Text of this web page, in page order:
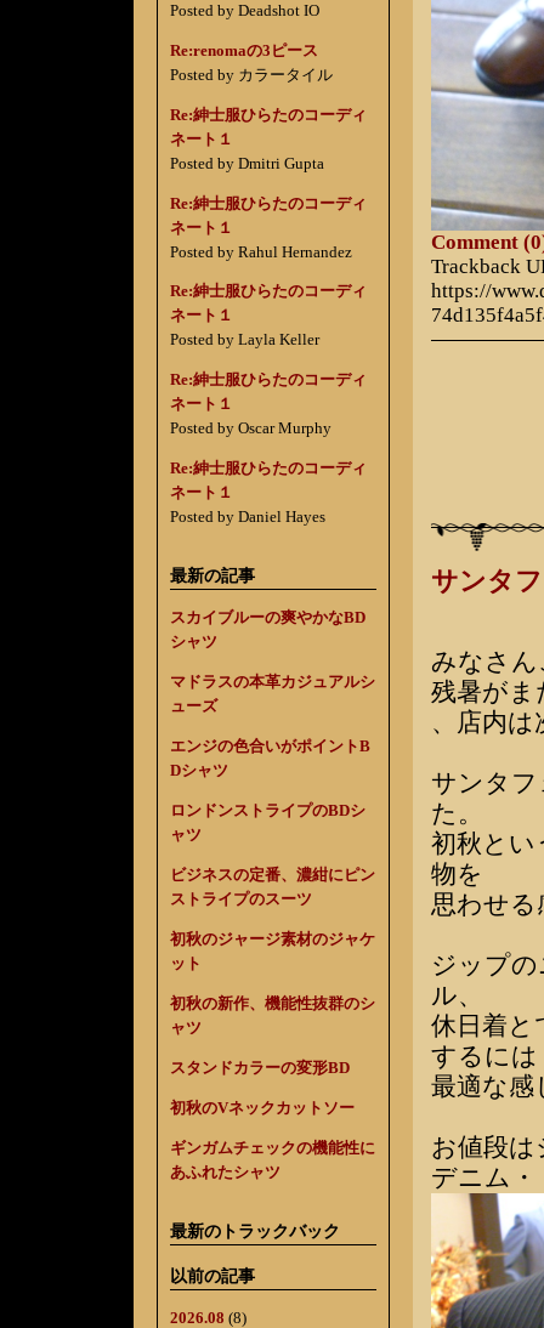
Posted by Deadshot IO
Re:renomaの3ピース
Posted by カラータイル
Re:紳士服ひらたのコーディ
ネート１
Posted by Dmitri Gupta
Re:紳士服ひらたのコーディ
ネート１
Posted by Rahul Hernandez
Re:紳士服ひらたのコーディ
ネート１
Posted by Layla Keller
Re:紳士服ひらたのコーディ
ネート１
Posted by Oscar Murphy
Re:紳士服ひらたのコーディ
ネート１
Posted by Daniel Hayes
最新の記事
スカイブルーの爽やかなBD
シャツ
マドラスの本革カジュアルシ
ューズ
エンジの色合いがポイントB
Dシャツ
ロンドンストライプのBDシ
ャツ
ビジネスの定番、濃紺にピン
ストライプのスーツ
初秋のジャージ素材のジャケ
ット
初秋の新作、機能性抜群のシ
ャツ
スタンドカラーの変形BD
初秋のVネックカットソー
ギンガムチェックの機能性に
あふれたシャツ
最新のトラックバック
以前の記事
2026.08 (8)
Comment
Trackback
https://
サンタ
みなさ
残暑が
、店内は
サンタ
た。
初秋と
物を
思わせ
ジップ
ル、
休日着
するには
最適な感
お値段は
デニム・